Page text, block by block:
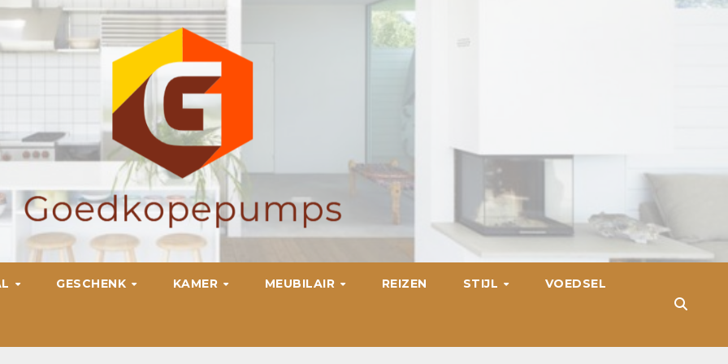
GESCHENK KAMER MEUBILAIR REIZEN STIJL VOEDSEL